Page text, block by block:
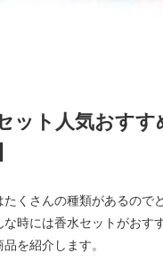
ット人気おす
たくさんの種類があるので
な時には香水セットがおす
を紹介します。